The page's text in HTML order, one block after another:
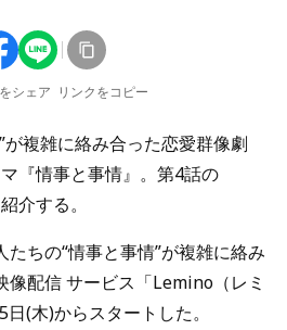
シェア リンクをコピー
が複雑に絡み合った恋愛群像劇
『情事と事情』。第4話の
介する。
ちの“情事と事情”が複雑に絡み
像配信 サービス「Lemino（レミ
(木)からスタートした。